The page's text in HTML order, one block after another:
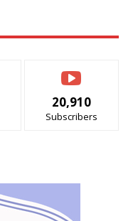
20,910
Subscribers